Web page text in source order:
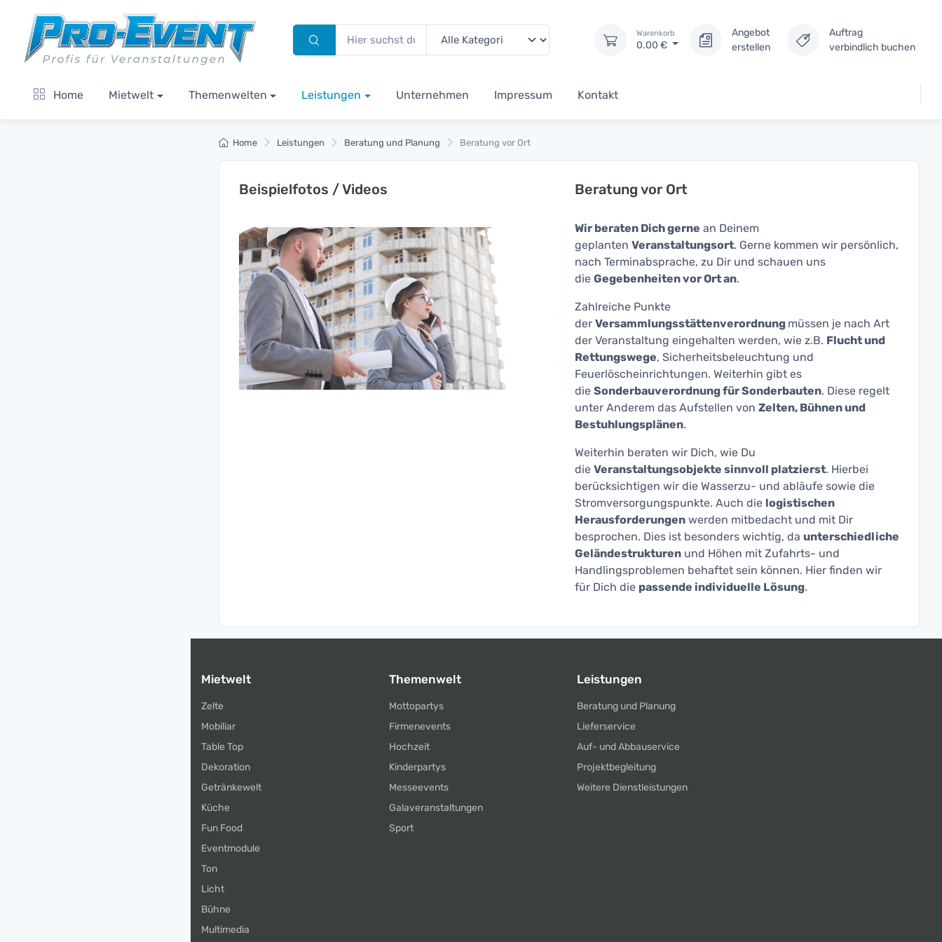
Warenkorb
0.00 €
Angebot
erstellen
Auftrag
verbindlich buchen
Home Mietwelt Themenwelten Leistungen Unternehmen Impressum Kontakt
Home Leistungen Beratung und Planung Beratung vor Ort
Beispielfotos / Videos Beratung vor Ort
Wir beraten Dich gerne an Deinem
geplanten Veranstaltungsort. Gerne kommen wir persönlich,
nach Terminabsprache, zu Dir und schauen uns
die Gegebenheiten vor Ort an.
Zahlreiche Punkte
der Versammlungsstättenverordnung müssen je nach Art
der Veranstaltung eingehalten werden, wie z.B. Flucht und
Rettungswege, Sicherheitsbeleuchtung und
Feuerlöscheinrichtungen. Weiterhin gibt es
die Sonderbauverordnung für Sonderbauten. Diese regelt
unter Anderem das Aufstellen von Zelten, Bühnen und
Bestuhlungsplänen.
Weiterhin beraten wir Dich, wie Du
die Veranstaltungsobjekte sinnvoll platzierst. Hierbei
berücksichtigen wir die Wasserzu- und abläufe sowie die
Stromversorgungspunkte. Auch die logistischen
Herausforderungen werden mitbedacht und mit Dir
besprochen. Dies ist besonders wichtig, da unterschiedliche
Geländestrukturen und Höhen mit Zufahrts- und
Handlingsproblemen behaftet sein können. Hier finden wir
für Dich die passende individuelle Lösung.
Mietwelt
Zelte
Mobiliar
Table Top
Dekoration
Getränkewelt
Küche
Fun Food
Eventmodule
Ton
Licht
Bühne
Multimedia
Themenwelt
Mottopartys
Firmenevents
Hochzeit
Kinderpartys
Messeevents
Galaveranstaltungen
Sport
Leistungen
Beratung und Planung
Lieferservice
Auf- und Abbauservice
Projektbegleitung
Weitere Dienstleistungen